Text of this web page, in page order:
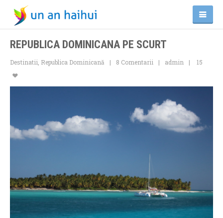
REPUBLICA DOMINICANA PE SCURT
Destinatii Republica Dominicană 8 Comentarii admin 15